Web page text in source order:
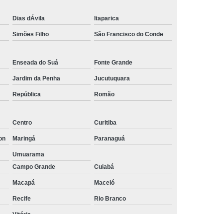
Carros
Rastreamento Carros Via Satélite
Rastreamento de Carros
Rastreamento de Carros Minas Gerais
Rastreamento de Carros Via Satélite
Gestão de Frotas Rastreamento
Rastreamento de Frota Veicular
Rastreamento de Frotas
Rastreamento de Frotas com Tecnologia Gps
Rastreamento e Gestão de Frotas
Frotas
Rastreamento Frota Gps
Empresa de Rastreamento de Carros
Dias dÁvila Itaparica
Simões Filho São Francisco do Conde
Enseada do Suá Fonte Grande
Jardim da Penha Jucutuquara
República Romão
Centro Curitiba
Maringá Paranaguá
Umuarama
Campo Grande Cuiabá
Macapá Maceió
Recife Rio Branco